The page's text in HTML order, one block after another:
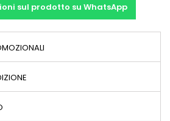
sul prodotto su WhatsApp